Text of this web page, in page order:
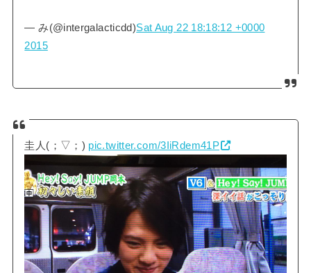
— み(@intergalacticdd)Sat Aug 22 18:18:12 +0000
2015
圭人(；▽；) pic.twitter.com/3IiRdem41P